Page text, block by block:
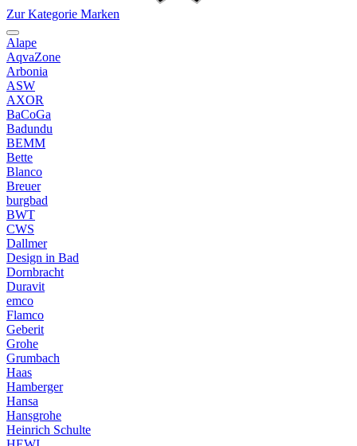
Zur Kategorie Marken
Alape
AqvaZone
Arbonia
ASW
AXOR
BaCoGa
Badundu
BEMM
Bette
Blanco
Breuer
burgbad
BWT
CWS
Dallmer
Design in Bad
Dornbracht
Duravit
emco
Flamco
Geberit
Grohe
Grumbach
Haas
Hamberger
Hansa
Hansgrohe
Heinrich Schulte